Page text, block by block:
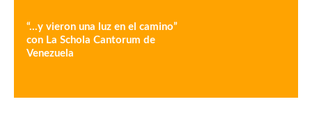
“…y vieron una luz en el camino”
con La Schola Cantorum de
Venezuela